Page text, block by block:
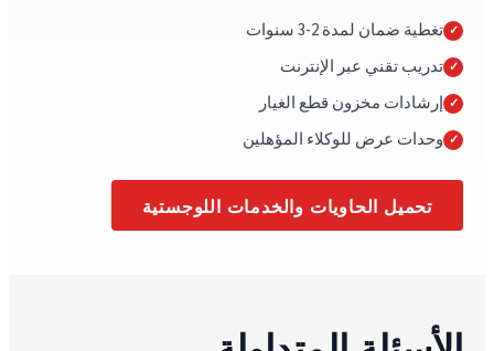
تغطية ضمان لمدة 2-3 سنوات
تدريب تقني عبر الإنترنت
إرشادات مخزون قطع الغيار
وحدات عرض للوكلاء المؤهلين
تحميل الحاويات والخدمات اللوجستية